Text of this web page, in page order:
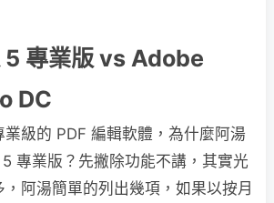
5 專業版 vs Adobe
DC
級的 PDF 編輯軟體，為什麼阿湯
專業版？先撇除功能不講，其實光
阿湯簡單的列出幾項，如果以按月